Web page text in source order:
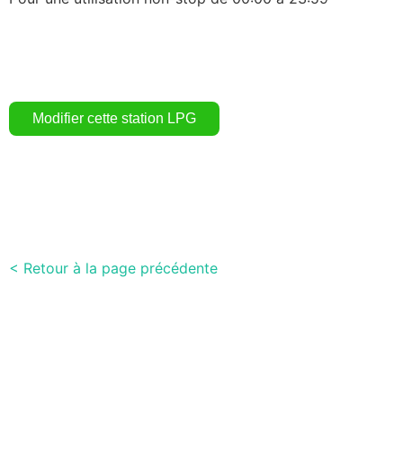
< Retour à la page précédente